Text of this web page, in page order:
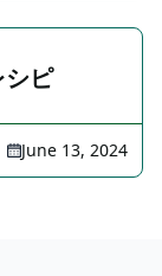
シピ
June 13, 2024